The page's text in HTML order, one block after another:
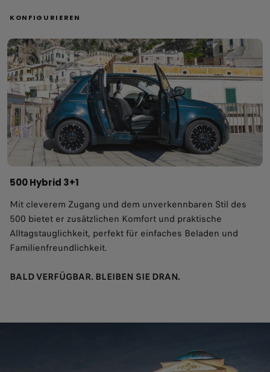
KONFIGURIEREN
500 Hybrid 3+1
Mit cleverem Zugang und dem unverkennbaren Stil des
500 bietet er zusätzlichen Komfort und praktische
Alltagstauglichkeit, perfekt für einfaches Beladen und
Familienfreundlichkeit.
BALD VERFÜGBAR. BLEIBEN SIE DRAN.